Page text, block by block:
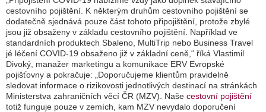
cestovního pojištění. K některým druhům cestovního pojištění se
dodatečně sjednává pouze část tohoto připojištění, protože zbylé
jsou již obsaženy v základu cestovního pojištění. Například ve
standardních produktech Sbaleno, MultiTrip nebo Business Travel
jé léčení COVID-19 obsaženo již v základní ceně,“ říká Vlastimil
Divoký, manažer marketingu a komunikace ERV Evropské
pojišťovny a pokračuje: „Doporučujeme klientům pravidelně
sledovat informace o rizikovosti jednotlivých destinací na stránkách
Ministerstva zahraničních věcí ČR (MZV). Naše cestovní pojištění
totiž funguje pouze v zemích, kam MZV nevydalo doporučení